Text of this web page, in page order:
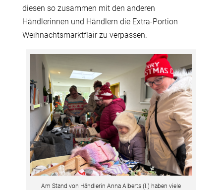
diesen so zusammen mit den anderen
Händlerinnen und Händlern die Extra-Portion
Weihnachtsmarktflair zu verpassen.
Am Stand von Händlerin Anna Alberts (l.) haben viele